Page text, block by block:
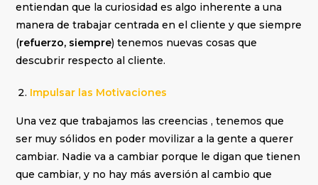
entiendan que la curiosidad es algo inherente a una
manera de trabajar centrada en el cliente y que siempre
(refuerzo, siempre) tenemos nuevas cosas que
descubrir respecto al cliente.
Impulsar las Motivaciones
Una vez que trabajamos las creencias , tenemos que
ser muy sólidos en poder movilizar a la gente a querer
cambiar. Nadie va a cambiar porque le digan que tienen
que cambiar, y no hay más aversión al cambio que